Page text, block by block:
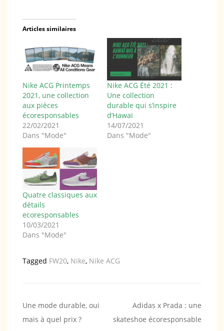
Articles similaires
Nike ACG Printemps
2021, une collection
aux pièces
écoresponsables
22/02/2021
Dans "Mode"
Nike ACG Été 2021 :
Une collection
durable qui s’inspire
d’Hawaï
14/07/2021
Dans "Mode"
Quatre classiques aux
détails
ecoresponsables
10/03/2021
Dans "Mode"
Tagged FW20, Nike, Nike ACG
Navigation
de
Une mode durable, oui
mais à quel prix ?
Adidas x Prada : une
skateshoe écoresponsable